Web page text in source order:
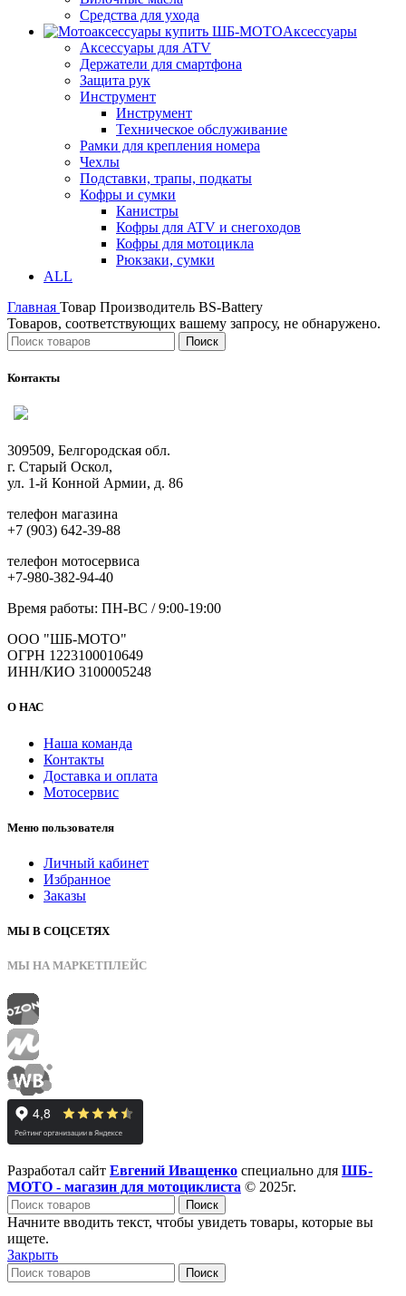
Средства для ухода
Аксессуары
Аксессуары для ATV
Держатели для смартфона
Защита рук
Инструмент
Инструмент
Техническое обслуживание
Рамки для крепления номера
Чехлы
Подставки, трапы, подкаты
Кофры и сумки
Канистры
Кофры для ATV и снегоходов
Кофры для мотоцикла
Рюкзаки, сумки
ALL
Главная Товар Производитель BS-Battery
Товаров, соответствующих вашему запросу, не обнаружено.
Поиск
Контакты
309509, Белгородская обл.
г. Старый Оскол,
ул. 1-й Конной Армии, д. 86
телефон магазина
+7 (903) 642-39-88
телефон мотосервиса
+7-980-382-94-40
Время работы: ПН-ВС / 9:00-19:00
ООО "ШБ-МОТО"
ОГРН 1223100010649
ИНН/КИО 3100005248
О НАС
Наша команда
Контакты
Доставка и оплата
Мотосервис
Меню пользователя
Личный кабинет
Избранное
Заказы
МЫ В СОЦСЕТЯХ
МЫ НА МАРКЕТПЛЕЙС
Разработал сайт Евгений Иващенко специально для ШБ-
МОТО - магазин для мотоциклиста © 2025г.
Поиск
Начните вводить текст, чтобы увидеть товары, которые вы
ищете.
Закрыть
Поиск